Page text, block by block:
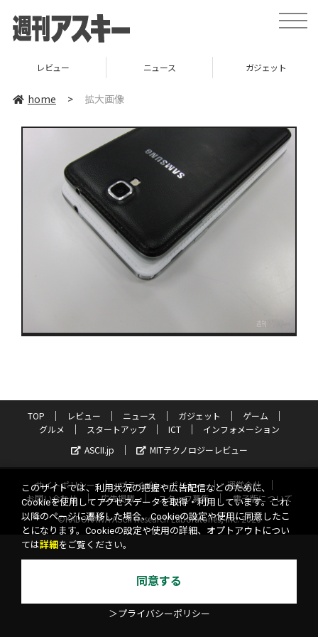
toggle
レビュー ニュース ガジェット
home > 拡大画像
TOP レビュー ニュース ガジェット
ゲーム
グルメ
スタートアップ ICT
インフォメーション
ASCII.jp
MITテクノロジーレビュー
サイトポリシー プライバシーポリシー
運営会社
お問い合わせ
広告掲載 スタッフ募集
電子版について
©KADOKAWA ASCII Research Laboratories, Inc. 2026
このサイトでは、利用状況の把握や広告配信などのために、
Cookieを使用してアクセスデータを取得・利用しています。これ
以降のページに遷移した場合、Cookieの設定や使用に同意したこ
とになります。Cookieの設定や使用の詳細、オプトアウトについ
ては詳細 をご覧ください。
同意する
＞プライバシーポリシー